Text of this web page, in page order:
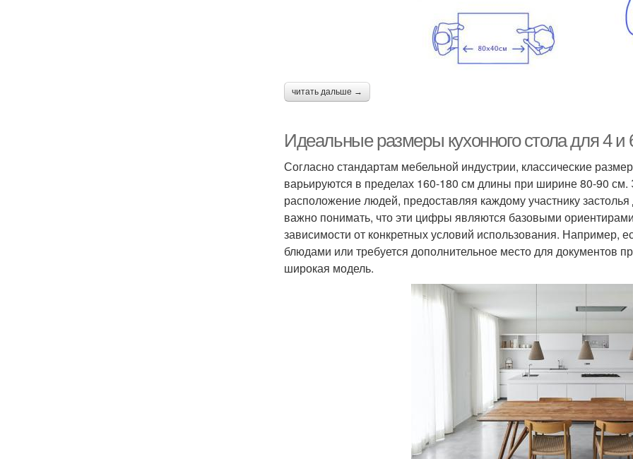
читать дальше →
Идеальные размеры кухонного стола для 4 и
Согласно стандартам мебельной индустрии, классические
варьируются в пределах 160-180 см длины при ширине 80-90
расположение людей, предоставляя каждому участнику
важно понимать, что эти цифры являются базовыми
зависимости от конкретных условий использования. Например,
блюдами или требуется дополнительное место для документов
широкая модель.